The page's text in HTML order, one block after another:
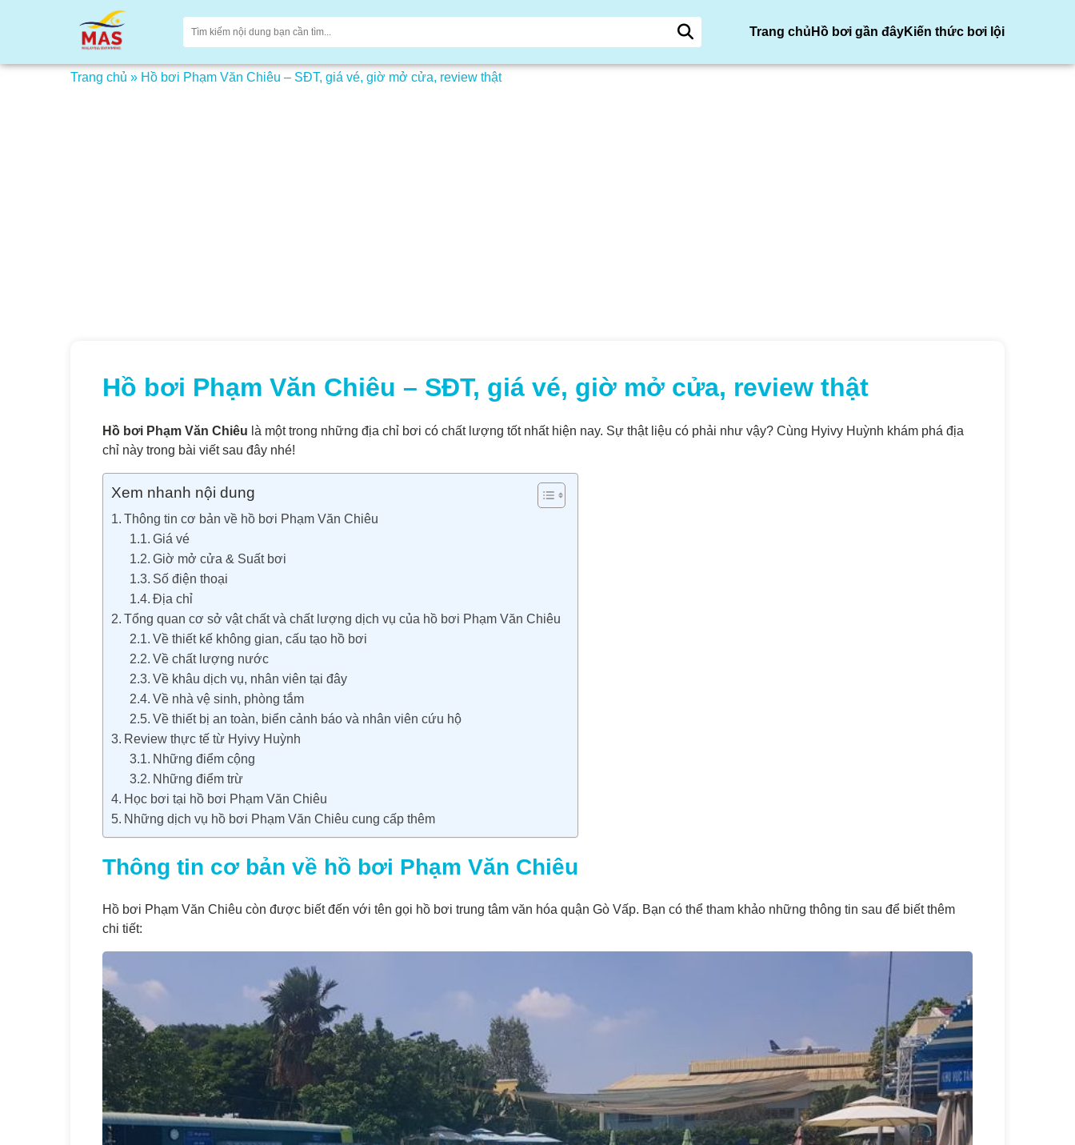
Trang chủ Hồ bơi gần đâyKiến thức bơi lội
Trang chủ » Hồ bơi Phạm Văn Chiêu – SĐT, giá vé, giờ mở cửa, review thật
Hồ bơi Phạm Văn Chiêu – SĐT, giá vé, giờ mở cửa, review thật
Hồ bơi Phạm Văn Chiêu là một trong những địa chỉ bơi có chất lượng tốt nhất hiện nay. Sự thật liệu có phải như vậy? Cùng Hyivy Huỳnh khám phá địa
chỉ này trong bài viết sau đây nhé!
Xem nhanh nội dung
Thông tin cơ bản về hồ bơi Phạm Văn Chiêu
Giá vé
Giờ mở cửa & Suất bơi
Số điện thoại
Địa chỉ
Tổng quan cơ sở vật chất và chất lượng dịch vụ của hồ bơi Phạm Văn Chiêu
Về thiết kế không gian, cấu tạo hồ bơi
Về chất lượng nước
Về khâu dịch vụ, nhân viên tại đây
Về nhà vệ sinh, phòng tắm
Về thiết bị an toàn, biển cảnh báo và nhân viên cứu hộ
Review thực tế từ Hyivy Huỳnh
Những điểm cộng
Những điểm trừ
Học bơi tại hồ bơi Phạm Văn Chiêu
Những dịch vụ hồ bơi Phạm Văn Chiêu cung cấp thêm
Thông tin cơ bản về hồ bơi Phạm Văn Chiêu
Hồ bơi Phạm Văn Chiêu còn được biết đến với tên gọi hồ bơi trung tâm văn hóa quận Gò Vấp. Bạn có thể tham khảo những thông tin sau để biết thêm
chi tiết: